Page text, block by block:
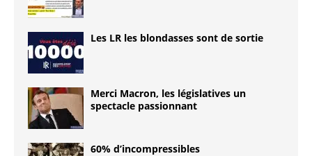
Les LR les blondasses sont de sortie
Merci Macron, les législatives un
spectacle passionnant
60% d’incompressibles